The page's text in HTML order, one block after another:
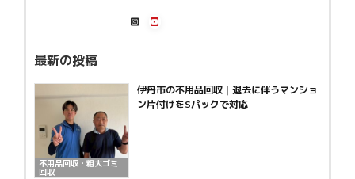
最新の投稿
不用品回収・粗大ゴミ
回収
伊丹市の不用品回収｜退去に伴うマンショ
ン片付けをSパックで対応